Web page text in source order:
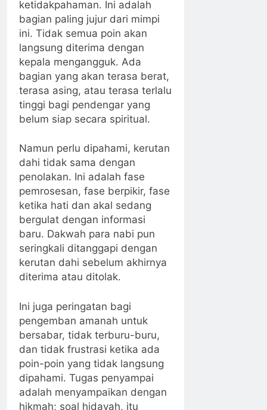
ketidakpahaman. Ini adalah
bagian paling jujur dari mimpi
ini. Tidak semua poin akan
langsung diterima dengan
kepala mengangguk. Ada
bagian yang akan terasa berat,
terasa asing, atau terasa terlalu
tinggi bagi pendengar yang
belum siap secara spiritual.
Namun perlu dipahami, kerutan
dahi tidak sama dengan
penolakan. Ini adalah fase
pemrosesan, fase berpikir, fase
ketika hati dan akal sedang
bergulat dengan informasi
baru. Dakwah para nabi pun
seringkali ditanggapi dengan
kerutan dahi sebelum akhirnya
diterima atau ditolak.
Ini juga peringatan bagi
pengemban amanah untuk
bersabar, tidak terburu-buru,
dan tidak frustrasi ketika ada
poin-poin yang tidak langsung
dipahami. Tugas penyampai
adalah menyampaikan dengan
hikmah; soal hidayah, itu